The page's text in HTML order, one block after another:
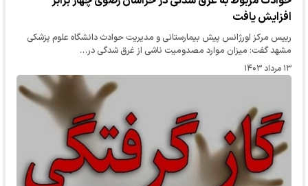
افزایش یافت
رییس مرکز اورژانس پیش بیمارستانی و مدیریت حوادث دانشگاه علوم پزشکی
مشهد گفت: میزان موارد مصدومیت ناشی از غرق شدگی در…
۱۳ مرداد ۱۴۰۳